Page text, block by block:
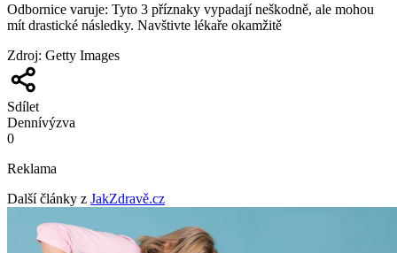
Odbornice varuje: Tyto 3 příznaky vypadají neškodně, ale mohou
mít drastické následky. Navštivte lékaře okamžitě
Zdroj: Getty Images
Sdílet
Dennívýzva
0
Reklama
Další články z JakZdravě.cz